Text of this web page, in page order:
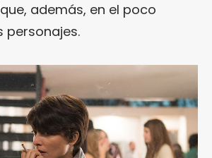
además, en el poco
personajes.